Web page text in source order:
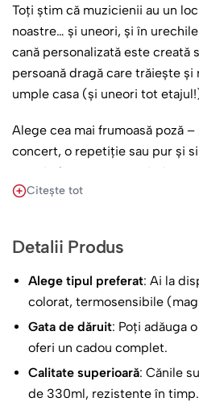
Toți știm că muzicienii au un
noastre… și uneori, și în
cană personalizată este creată
persoană dragă care trăiește
umple casa (și uneori tot
Alege cea mai frumoasă poză –
concert, o repetiție sau pur și
surprinde esența sa artistică –
grijă. Alături, mesajul „Sunt
reușită muzicală, absolvirea
simplu pentru a-i arăta cât de
(și poate… răbdarea vecinilor).
savura cafeaua, ceaiul sau
pentru inspirație, își va aminti
plin de căldură.
Citește tot
Detalii Produs
Alege tipul preferat: Ai la
colorat, termosensibile
Gata de dăruit: Poți adăuga
oferi un cadou complet.
Calitate superioară: Cănile
de 330ml, rezistente în timp.